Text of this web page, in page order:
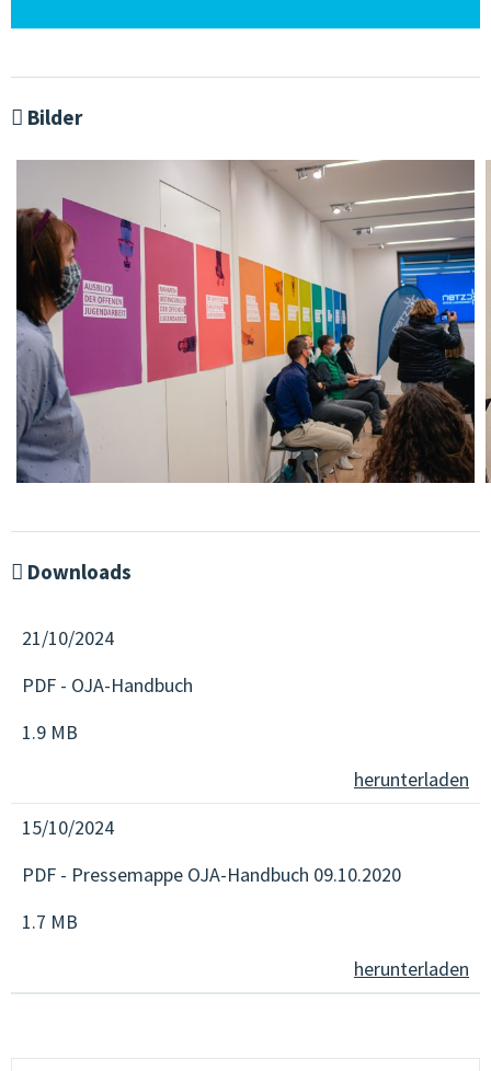
Bilder
Downloads
21/10/2024
PDF - OJA-Handbuch
1.9 MB
herunterladen
15/10/2024
PDF - Pressemappe OJA-Handbuch 09.10.2020
1.7 MB
herunterladen